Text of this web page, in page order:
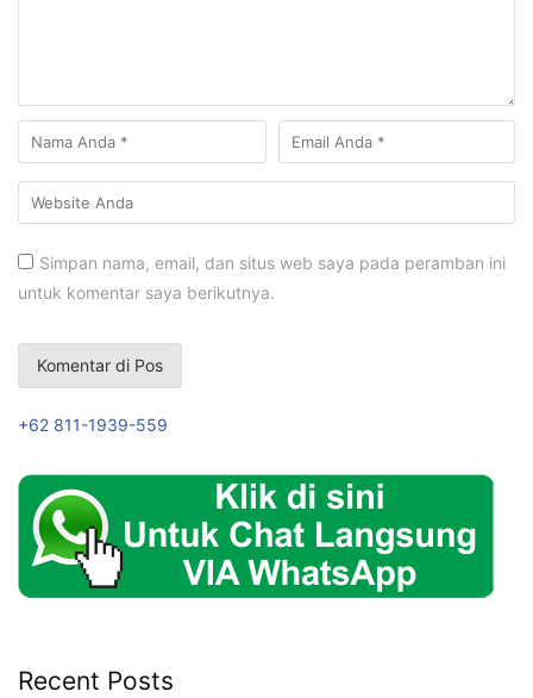
Simpan nama, email, dan situs web saya pada peramban ini
untuk komentar saya berikutnya.
+62 811-1939-559
Recent Posts